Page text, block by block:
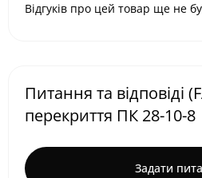
Відгуків про цей товар ще не
Питання та відповіді
перекриття ПК 28-10-8
Задати